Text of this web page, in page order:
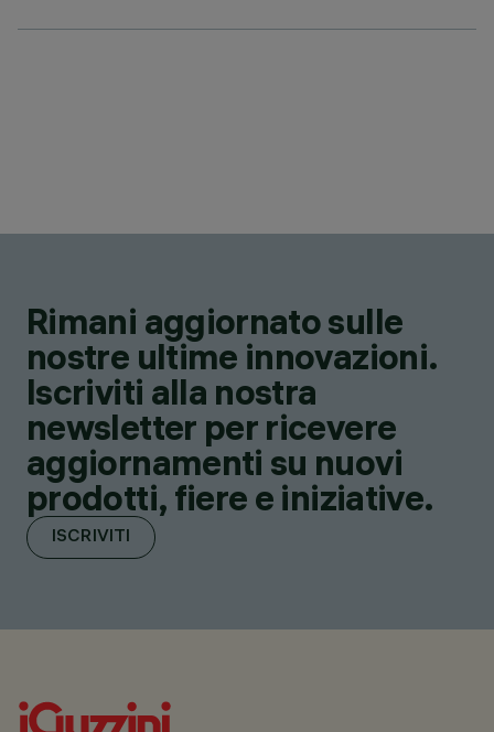
Rimani aggiornato sulle
nostre ultime innovazioni.
Iscriviti alla nostra
newsletter per ricevere
aggiornamenti su nuovi
prodotti, fiere e iniziative.
ISCRIVITI